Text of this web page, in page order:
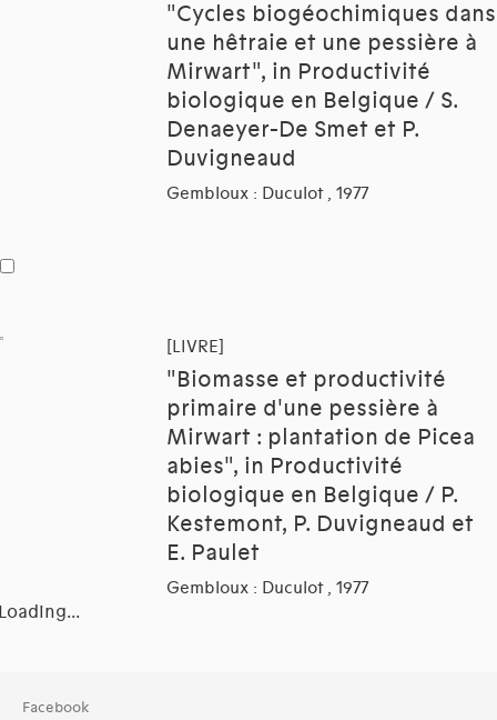
"Cycles biogéochimiques dans
une hêtraie et une pessière à
Mirwart", in Productivité
biologique en Belgique / S.
Denaeyer-De Smet et P.
Duvigneaud
Gembloux : Duculot , 1977
[LIVRE]
"Biomasse et productivité
primaire d'une pessière à
Mirwart : plantation de Picea
abies", in Productivité
biologique en Belgique / P.
Kestemont, P. Duvigneaud et
E. Paulet
Gembloux : Duculot , 1977
Collection
Facebook